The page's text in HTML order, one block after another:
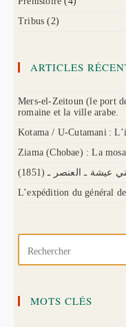
Tribus (2)
ARTICLES
Mers-el-Zeitoun (le port
romaine et la ville arabe.
Kotama / U-Cutamani :
Ziama (Chobae) : La
، بني عيشة ـ العنصر ـ
L’expédition du général
MOTS CLÉS